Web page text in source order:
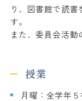
り、図書館で読
す。
また、委員会活動
授業
月曜：全学年